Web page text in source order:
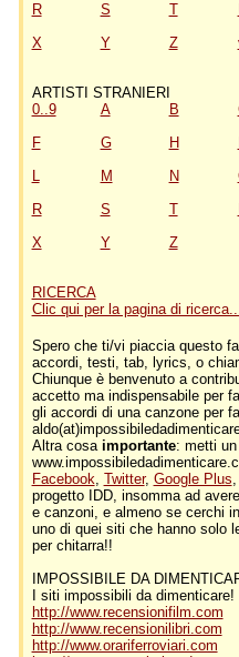
R
S T
X
Y Z
ARTISTI STRANIERI
0..9
A B
F
G H
L
M N
R
S T
X
Y Z
RICERCA
Clic qui per la pagina di
Spero che ti/vi piaccia questo
accordi, testi, tab, lyrics, o
Chiunque è benvenuto a
accetto ma indispensabile per
gli accordi di una canzone per
Altra cosa importante: metti
Facebook, Twitter, Google Plus,
progetto IDD, insomma ad
e canzoni, e almeno se cerchi
uno di quei siti che hanno solo
per chitarra!!
IMPOSSIBILE DA
I siti impossibili da dimenticare!
http://www.recensionifilm.com
http://www.recensionilibri.com
http://www.orariferroviari.com